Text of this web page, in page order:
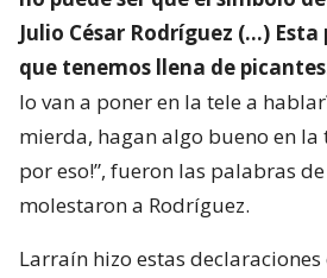
Julio César Rodríguez (…)
que tenemos llena de
lo van a poner en la tele a
mierda, hagan algo bueno en
por eso!”, fueron las palabras
molestaron a Rodríguez.
Larraín hizo estas